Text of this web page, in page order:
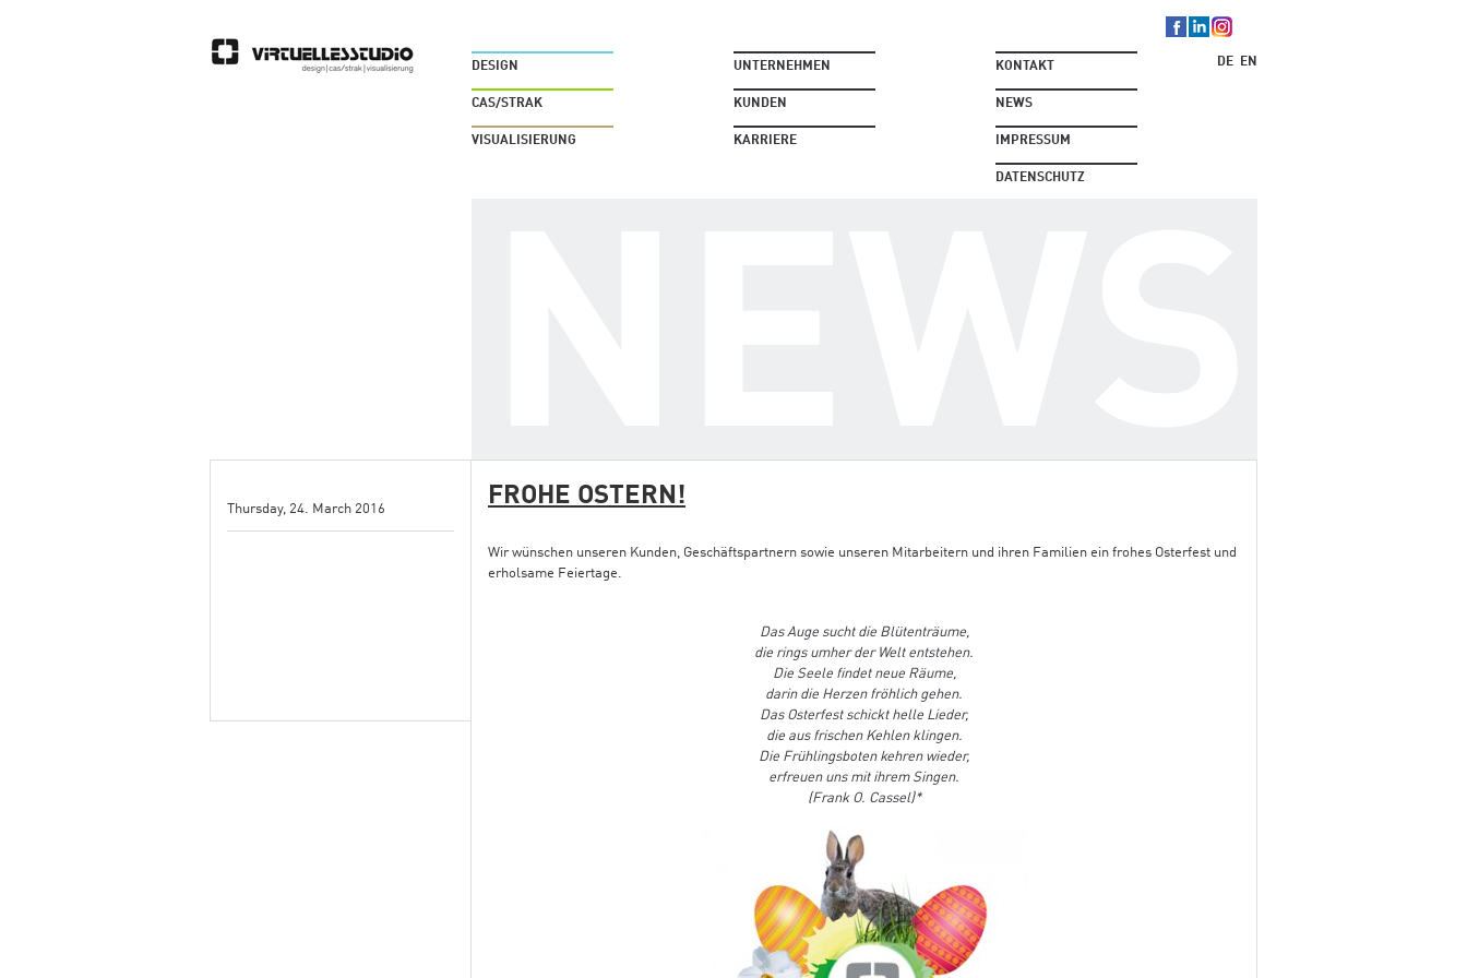
DESIGN
CAS/STRAK
VISUALISIERUNG
UNTERNEHMEN
KUNDEN
KARRIERE
KONTAKT
NEWS
IMPRESSUM
DATENSCHUTZ
DE EN
Thursday, 24. March 2016 FROHE OSTERN!
Wir wünschen unseren Kunden, Geschäftspartnern sowie unseren Mitarbeitern und ihren Familien ein frohes Osterfest und
erholsame Feiertage.
Das Auge sucht die Blütenträume,
die rings umher der Welt entstehen.
Die Seele ﬁndet neue Räume,
darin die Herzen fröhlich gehen.
Das Osterfest schickt helle Lieder,
die aus frischen Kehlen klingen.
Die Frühlingsboten kehren wieder,
erfreuen uns mit ihrem Singen.
(Frank O. Cassel)*